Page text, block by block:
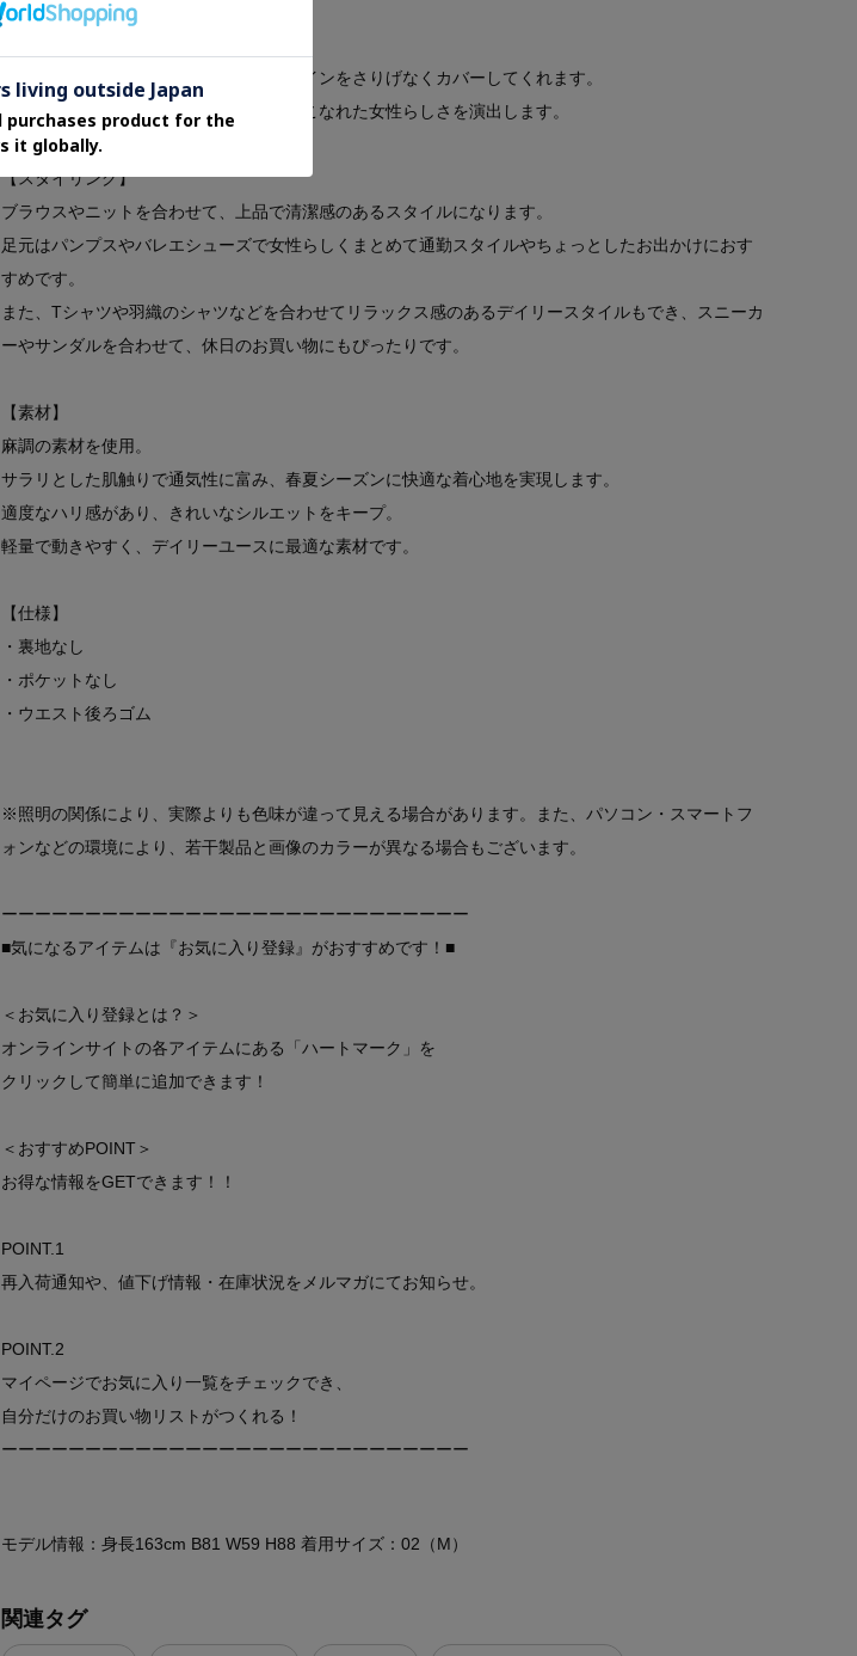
プラスしてくれます。
程よい丈感で、気になる腰回りや脚のラインをさりげなくカバーしてくれます。
フレアシルエットが動くたびに揺れて、こなれた女性らしさを演出します。
【スタイリング】
ブラウスやニットを合わせて、上品で清潔感のあるスタイルになります。
足元はパンプスやバレエシューズで女性らしくまとめて通勤スタイルやちょっとしたお出かけにおす
すめです。
また、Tシャツや羽織のシャツなどを合わせてリラックス感のあるデイリースタイルもでき、スニーカ
ーやサンダルを合わせて、休日のお買い物にもぴったりです。
【素材】
麻調の素材を使用。
サラリとした肌触りで通気性に富み、春夏シーズンに快適な着心地を実現します。
適度なハリ感があり、きれいなシルエットをキープ。
軽量で動きやすく、デイリーユースに最適な素材です。
【仕様】
・裏地なし
・ポケットなし
・ウエスト後ろゴム
※照明の関係により、実際よりも色味が違って見える場合があります。また、パソコン・スマートフ
ォンなどの環境により、若干製品と画像のカラーが異なる場合もございます。
ーーーーーーーーーーーーーーーーーーーーーーーーーーーー
■気になるアイテムは『お気に入り登録』がおすすめです！■
＜お気に入り登録とは？＞
オンラインサイトの各アイテムにある「ハートマーク」を
クリックして簡単に追加できます！
＜おすすめPOINT＞
お得な情報をGETできます！！
POINT.1
再入荷通知や、値下げ情報・在庫状況をメルマガにてお知らせ。
POINT.2
マイページでお気に入り一覧をチェックでき、
自分だけのお買い物リストがつくれる！
ーーーーーーーーーーーーーーーーーーーーーーーーーーーー
モデル情報：身長163cm B81 W59 H88 着用サイズ：02（M）
関連タグ